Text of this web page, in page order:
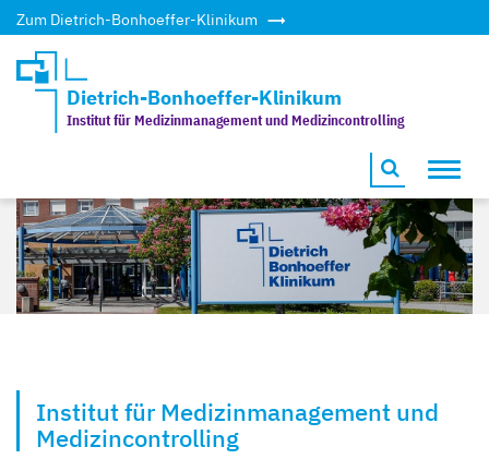
Zum Dietrich-Bonhoeffer-Klinikum
Dietrich-Bonhoeffer-Klinikum
Institut für Medizinmanagement und Medizincontrolling
Institut für Medizinmanagement und
Medizincontrolling